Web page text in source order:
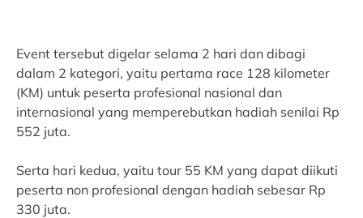
Event tersebut digelar selama 2 hari dan dibagi
dalam 2 kategori, yaitu pertama race 128 kilometer
(KM) untuk peserta profesional nasional dan
internasional yang memperebutkan hadiah senilai Rp
552 juta.
Serta hari kedua, yaitu tour 55 KM yang dapat diikuti
peserta non profesional dengan hadiah sebesar Rp
330 juta.